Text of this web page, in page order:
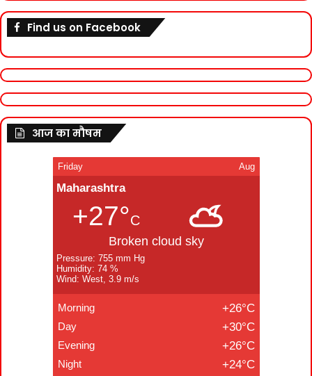
Find us on Facebook
आज का मौषम
Friday Aug
Maharashtra
+27°C
Broken cloud sky
Pressure: 755 mm Hg
Humidity: 74 %
Wind: West, 3.9 m/s
Morning +26°C
Day +30°C
Evening +26°C
Night +24°C